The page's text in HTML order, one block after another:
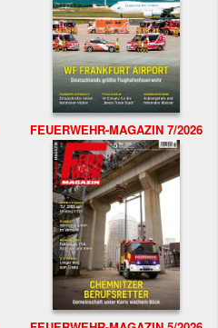
FEUERWEHR-MAGAZIN 7/2026